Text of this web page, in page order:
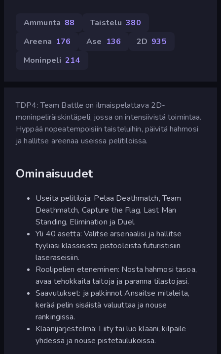
Ammunta 88 Taistelu 380
Areena 176 Ase 136 2D 935
Moninpeli 214
TDP4: Team Battle on ilmaispelattava 2D-
moninpeliräiskintäpeli, jossa on intensiivistä toimintaa.
Hyppää nopeatempoisiin taisteluihin, päivitä hahmosi
ja hallitse areenaa useissa pelitiloissa.
Ominaisuudet
Useita pelitiloja: Pelaa Deathmatch, Team
Deathmatch, Capture the Flag, Last Man
Standing, Elimination ja Duel.
Yli 40 asetta: Valitse arsenaalisi ja hallitse
tyyliäsi klassisista pistooleista futuristisiin
laseraseisiin.
Roolipelien eteneminen: Nosta hahmosi tasoa,
avaa tehokkaita taitoja ja paranna tilastojasi.
Saavutukset: ja palkinnot Ansaitse mitaleita,
kerää pelin sisäistä valuuttaa ja nouse
rankingissa.
Klaanijärjestelmä: Liity tai luo klaani, kilpaile
yhdessä ja nouse pistetaulukoissa.